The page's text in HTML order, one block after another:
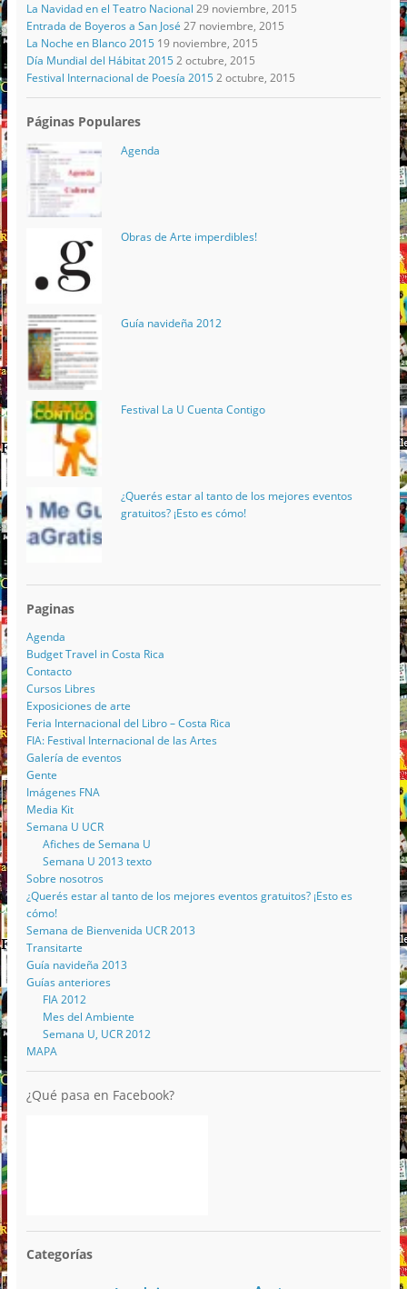
La Navidad en el Teatro Nacional 29 noviembre, 2015
Entrada de Boyeros a San José 27 noviembre, 2015
La Noche en Blanco 2015 19 noviembre, 2015
Día Mundial del Hábitat 2015 2 octubre, 2015
Festival Internacional de Poesía 2015 2 octubre, 2015
Páginas Populares
Agenda
Obras de Arte imperdibles!
Guía navideña 2012
Festival La U Cuenta Contigo
¿Querés estar al tanto de los mejores eventos
gratuitos? ¡Esto es cómo!
Paginas
Agenda
Budget Travel in Costa Rica
Contacto
Cursos Libres
Exposiciones de arte
Feria Internacional del Libro – Costa Rica
FIA: Festival Internacional de las Artes
Galería de eventos
Gente
Imágenes FNA
Media Kit
Semana U UCR
Afiches de Semana U
Semana U 2013 texto
Sobre nosotros
¿Querés estar al tanto de los mejores eventos gratuitos? ¡Esto es
cómo!
Semana de Bienvenida UCR 2013
Transitarte
Guía navideña 2013
Guías anteriores
FIA 2012
Mes del Ambiente
Semana U, UCR 2012
MAPA
¿Qué pasa en Facebook?
Categorías